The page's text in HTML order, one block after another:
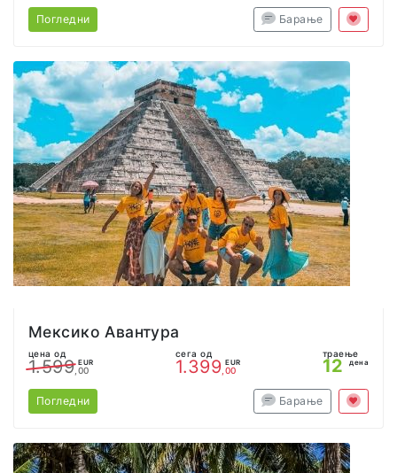
Погледни Барање
Мексико Авантура
цена од
1.599 EUR
,00
сега од
1.399 EUR
,00
траење
12 дена
Погледни Барање